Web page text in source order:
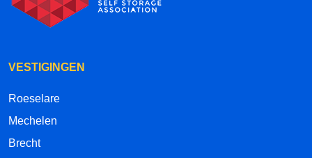
VESTIGINGEN
Roeselare
Mechelen
Brecht